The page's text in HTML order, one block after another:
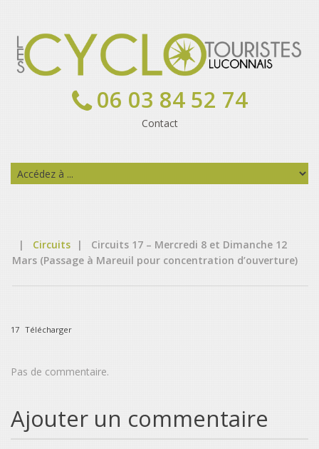
06 03 84 52 74
Contact
| Circuits |
Circuits 17 – Mercredi 8 et Dimanche 12
Mars (Passage à Mareuil pour concentration d’ouverture)
17 Télécharger
Pas de commentaire.
Ajouter un commentaire